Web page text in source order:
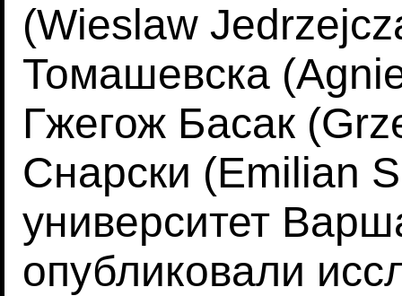
(Wieslaw
Томашевска
Гжегож Басак
Снарски (Emilian
университет
опубликовали